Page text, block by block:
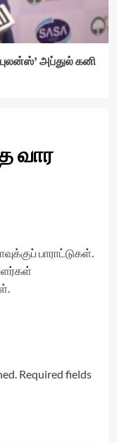
அப்துல் கனி
வார
பாராட்டுகள்.
Required fields